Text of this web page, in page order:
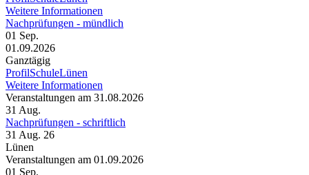
Weitere Informationen
Nachprüfungen - mündlich
01 Sep.
01.09.2026
Ganztägig
ProfilSchuleLünen
Weitere Informationen
Veranstaltungen am 31.08.2026
31 Aug.
Nachprüfungen - schriftlich
31 Aug. 26
Lünen
Veranstaltungen am 01.09.2026
01 Sep.